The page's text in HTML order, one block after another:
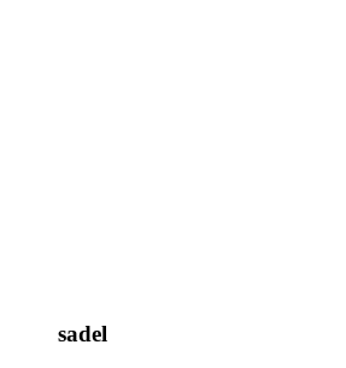
sadel